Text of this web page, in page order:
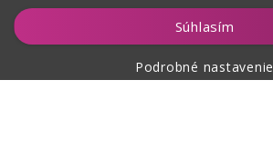
Súhlasím
Podrobné nastavenie
Vložiť do košíka